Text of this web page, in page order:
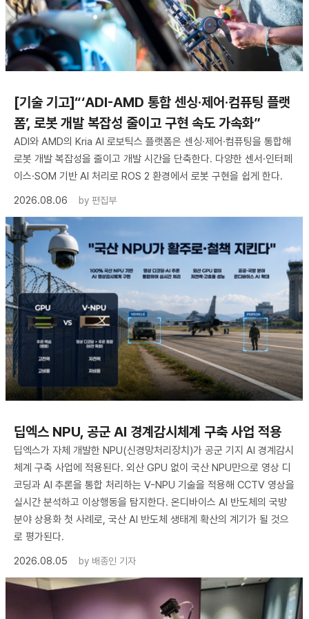
[기술 기고]“‘ADI-AMD 통합 센싱·제어·컴퓨팅 플랫
폼’, 로봇 개발 복잡성 줄이고 구현 속도 가속화”
ADI와 AMD의 Kria AI 로보틱스 플랫폼은 센싱·제어·컴퓨팅을 통합해
로봇 개발 복잡성을 줄이고 개발 시간을 단축한다. 다양한 센서·인터페
이스·SOM 기반 AI 처리로 ROS 2 환경에서 로봇 구현을 쉽게 한다.
2026.08.06
by 편집부
딥엑스 NPU, 공군 AI 경계감시체계 구축 사업 적용
딥엑스가 자체 개발한 NPU(신경망처리장치)가 공군 기지 AI 경계감시
체계 구축 사업에 적용된다. 외산 GPU 없이 국산 NPU만으로 영상 디
코딩과 AI 추론을 통합 처리하는 V-NPU 기술을 적용해 CCTV 영상을
실시간 분석하고 이상행동을 탐지한다. 온디바이스 AI 반도체의 국방
분야 상용화 첫 사례로, 국산 AI 반도체 생태계 확산의 계기가 될 것으
로 평가된다.
2026.08.05
by 배종인 기자